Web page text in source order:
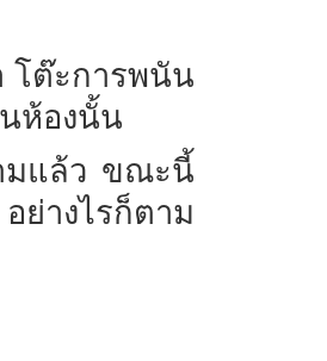
โต๊ะการพนัน
ห้องนั้น
มแล้ว ขณะนี้
อย่างไรก็ตาม